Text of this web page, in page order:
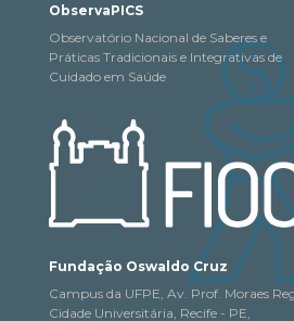
ObservaPICS
Observatório Nacional de Saberes e
Práticas Tradicionais e Integrativas de
Cuidado em Saúde
Fundação Oswaldo Cruz
Campus da UFPE, Av. Prof. Moraes
Cidade Universitária, Recife - PE,